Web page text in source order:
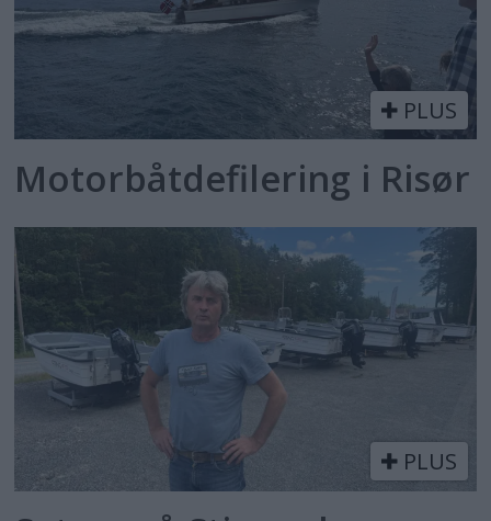
PLUS
Motorbåtdefilering i Risør
PLUS